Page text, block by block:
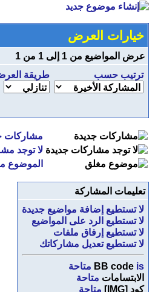
خيارات العرض
عرض المواضيع من 1 إلى 1 من 1
ترتيب حسب
طريقة
مشاركات
لا توجد
الموضوع
تعليمات المشاركة
لا تستطيع إضافة مواضيع جديدة
لا تستطيع الرد على المواضيع
لا تستطيع إرفاق ملفات
لا تستطيع تعديل مشاركاتك
BB code is
متاحة
الابتسامات متاحة
كود [IMG]
متاحة